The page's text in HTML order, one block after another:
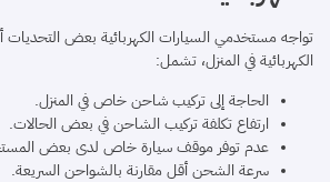
تواجه مستخدمي السيارات الكهربائية بعض التحديات
الكهربائية في المنزل، تشمل:
الحاجة إلى تركيب شاحن خاص في المنزل.
ارتفاع تكلفة تركيب الشاحن في بعض الحالات.
عدم توفر موقف سيارة خاص لدى بعض
سرعة الشحن أقل مقارنة بالشواحن السريعة.